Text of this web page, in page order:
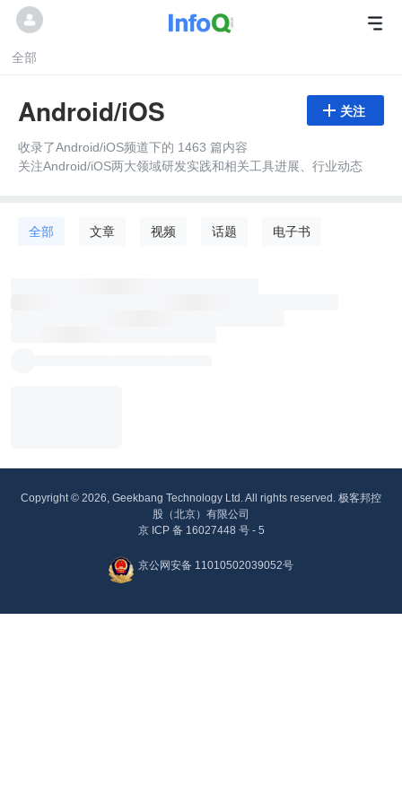
全部
Android/iOS  关注
收录了Android/iOS频道下的 1463 篇内容
关注Android/iOS两大领域研发实践和相关工具进展、行业动态
全部 文章 视频 话题 电子书
Copyright © 2026, Geekbang Technology Ltd. All rights reserved. 极客邦控
股（北京）有限公司
京 ICP 备 16027448 号 - 5
京公网安备 11010502039052号